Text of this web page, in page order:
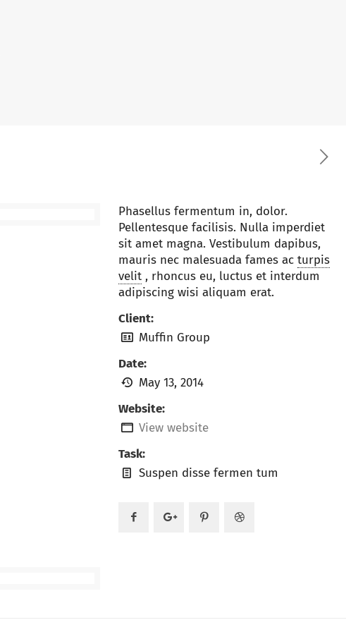
Phasellus fermentum in, dolor.
Pellentesque facilisis. Nulla imperdiet
sit amet magna. Vestibulum dapibus,
mauris nec malesuada fames acturpis
velit , rhoncus eu, luctus et interdum
adipiscing wisi aliquam erat.
Client:
Muffin Group
Date:
May 13, 2014
Website:
View website
Task:
Suspen disse fermen tum